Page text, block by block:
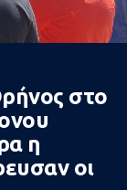
στο
η
οι